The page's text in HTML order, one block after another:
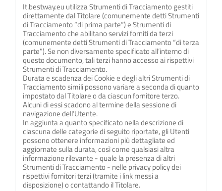
It.bestway.eu utilizza Strumenti di Tracciamento gestiti
direttamente dal Titolare (comunemente detti Strumenti
di Tracciamento “di prima parte”) e Strumenti di
Tracciamento che abilitano servizi forniti da terzi
(comunemente detti Strumenti di Tracciamento “di terza
parte”). Se non diversamente specificato all’interno di
questo documento, tali terzi hanno accesso ai rispettivi
Strumenti di Tracciamento.
Durata e scadenza dei Cookie e degli altri Strumenti di
Tracciamento simili possono variare a seconda di quanto
impostato dal Titolare o da ciascun fornitore terzo.
Alcuni di essi scadono al termine della sessione di
navigazione dell’Utente.
In aggiunta a quanto specificato nella descrizione di
ciascuna delle categorie di seguito riportate, gli Utenti
possono ottenere informazioni più dettagliate ed
aggiornate sulla durata, così come qualsiasi altra
informazione rilevante - quale la presenza di altri
Strumenti di Tracciamento - nelle privacy policy dei
rispettivi fornitori terzi (tramite i link messi a
disposizione) o contattando il Titolare.